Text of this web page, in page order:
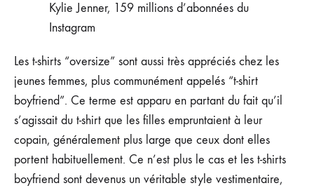
Kylie Jenner, 159 millions d’abonnées du
Instagram
Les t-shirts “oversize” sont aussi très appréciés chez les
jeunes femmes, plus communément appelés “t-shirt
boyfriend”. Ce terme est apparu en partant du fait qu’il
s’agissait du t-shirt que les filles empruntaient à leur
copain, généralement plus large que ceux dont elles
portent habituellement. Ce n’est plus le cas et les t-shirts
boyfriend sont devenus un véritable style vestimentaire,